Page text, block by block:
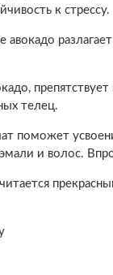
к стрессу.
авокадо
телец.
поможет
и волос.